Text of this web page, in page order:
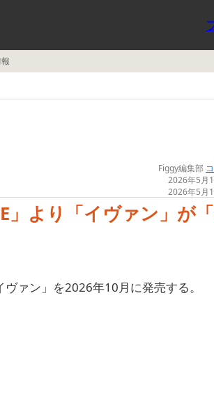
Figgy編集部
2026年5月
2026年5月
」より「イヴァン」が
ァン」を2026年10月に発売する。